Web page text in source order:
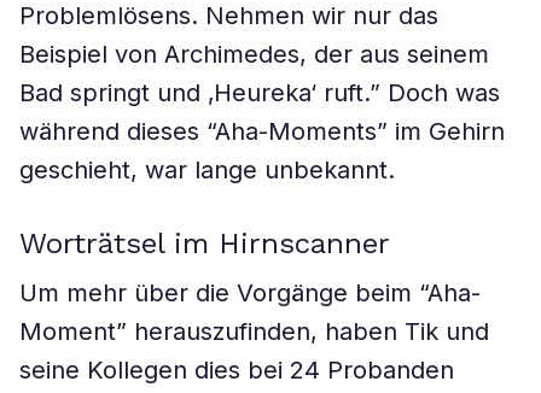
Problemlösens. Nehmen wir nur das
Beispiel von Archimedes, der aus seinem
Bad springt und ‚Heureka‘ ruft.” Doch was
während dieses “Aha-Moments” im Gehirn
geschieht, war lange unbekannt.
Worträtsel im Hirnscanner
Um mehr über die Vorgänge beim “Aha-
Moment” herauszufinden, haben Tik und
seine Kollegen dies bei 24 Probanden